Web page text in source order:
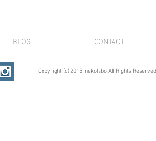
BLOG CONTACT
Copyright (c) 2015 nekolabo All Rights